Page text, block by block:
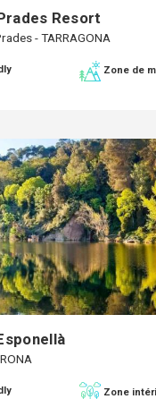
Resort
- TARRAGONA
Zone de
Zone